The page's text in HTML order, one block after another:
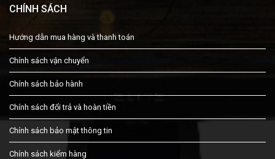
CHÍNH SÁCH
Hướng dẫn mua hàng và thanh toán
Chính sách vận chuyển
Chính sách bảo hành
Chính sách đổi trả và hoàn tiền
Chính sách bảo mật thông tin
Chính sách kiểm hàng